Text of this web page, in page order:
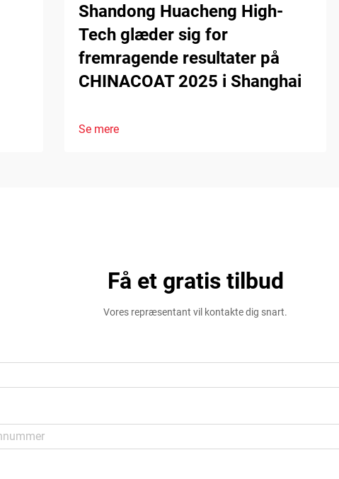
Shandong Huacheng High-
Tech glæder sig for
fremragende resultater på
CHINACOAT 2025 i Shanghai
Se mere
Få et gratis tilbud
Vores repræsentant vil kontakte dig snart.